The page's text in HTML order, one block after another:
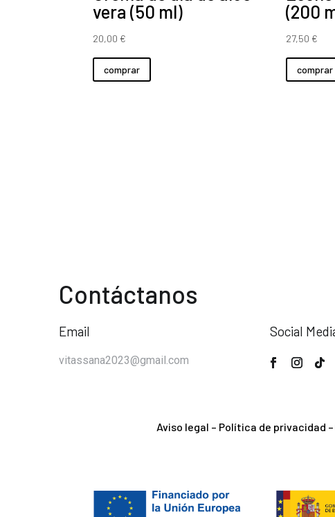
vera (50 ml)
20,00 €
comprar
(200
27,50 €
comprar
Contáctanos
Email
vitassana2023@gmail.com
Social
Aviso legal – Política de privacidad –